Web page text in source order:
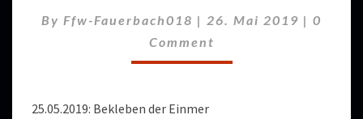
By Ffw-Fauerbach018 | 26. Mai 2019 | 0
Comment
25.05.2019: Bekleben der Einmer